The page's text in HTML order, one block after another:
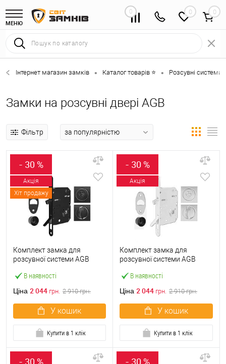
МЕНЮ
0 0
Інтернет магазин замків • Каталог товарів ⭐ • Розсувні системи
Замки на розсувні двері AGB
Фільтр
- 30 %
Акція
Хіт продажу
В наявності
Комплект замка для
розсувної системи AGB
Ціна 2 044 грн. 2 910грн.
У кошик
Купити в 1 клік
- 30 %
Акція
В наявності
Комплект замка для
розсувної системи AGB
Ціна 2 044 грн. 2 910грн.
У кошик
Купити в 1 клік
- 30 % - 30 %